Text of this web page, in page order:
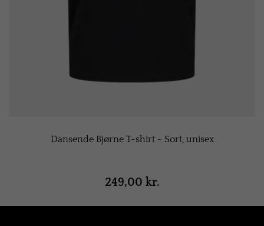
Dansende Bjørne T-shirt - Sort, unisex
249,00 kr.